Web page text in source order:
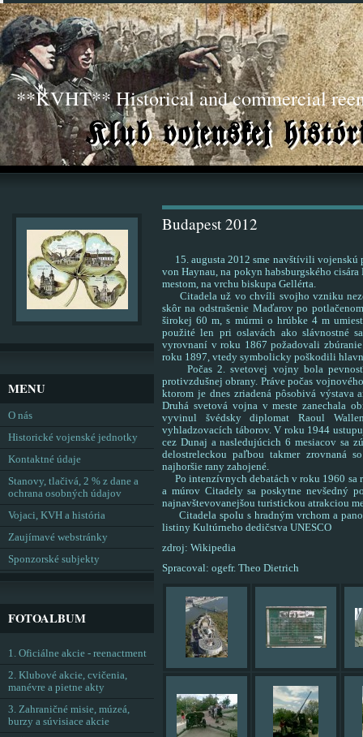
**KVHT** Historical and commercial
Budapest 2012
15. augusta 2012 sme navštívili vojenskú
von Haynau, na pokyn habsburgského
mestom, na vrchu biskupa Gellérta.
Citadela už vo chvíli svojho vzniku
skôr na odstrašenie Maďarov po
širokej 60 m, s múrmi o hrúbke 4 m
použité len pri oslavách ako slávnostné
vyrovnaní v roku 1867 požadovali
roku 1897, vtedy symbolicky poškodili
Počas 2. svetovej vojny bola pevnosť
protivzdušnej obrany. Práve počas
ktorom je dnes zriadená pôsobivá výstava
Druhá svetová vojna v meste zanechala
vyvinul švédsky diplomat Raoul
vyhladzovacích táborov. V roku 1944
cez Dunaj a nasledujúcich 6 mesiacov sa
delostreleckou paľbou takmer zrovnaná
najhoršie rany zahojené.
Po intenzívnych debatách v roku 1960 sa
a múrov Citadely sa poskytne nevšedný
najnavštevovanejšou turistickou atrakciou
Citadela spolu s hradným vrchom a
listiny Kultúrneho dedičstva UNESCO
zdroj: Wikipedia
Spracoval: ogefr. Theo Dietrich
MENU
O nás
Historické vojenské jednotky
Kontaktné údaje
Stanovy, tlačivá, 2 % z dane a
ochrana osobných údajov
Vojaci, KVH a história
Zaujímavé webstránky
Sponzorské subjekty
FOTOALBUM
1. Oficiálne akcie - reenactment
2. Klubové akcie, cvičenia,
manévre a pietne akty
3. Zahraničné misie, múzeá,
burzy a súvisiace akcie